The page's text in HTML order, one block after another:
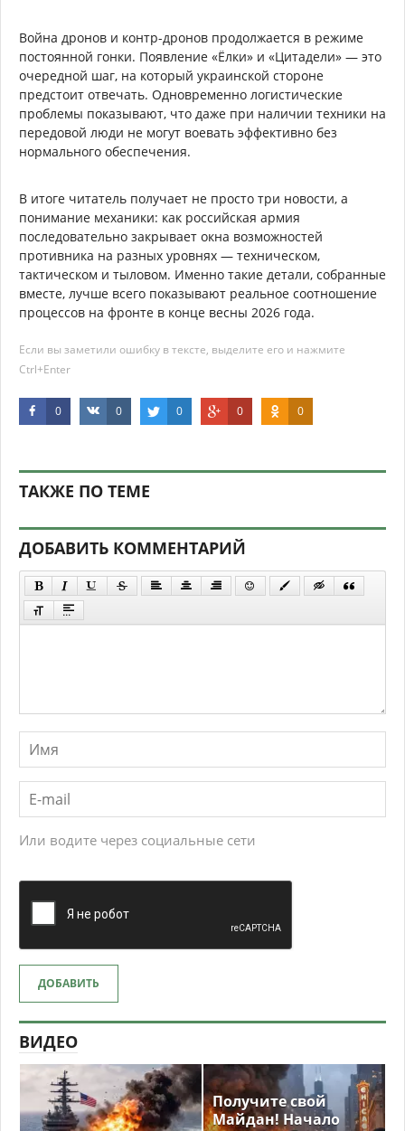
Война дронов и контр-дронов продолжается в режиме
постоянной гонки. Появление «Ёлки» и «Цитадели» — это
очередной шаг, на который украинской стороне
предстоит отвечать. Одновременно логистические
проблемы показывают, что даже при наличии техники на
передовой люди не могут воевать эффективно без
нормального обеспечения.
В итоге читатель получает не просто три новости, а
понимание механики: как российская армия
последовательно закрывает окна возможностей
противника на разных уровнях — техническом,
тактическом и тыловом. Именно такие детали, собранные
вместе, лучше всего показывают реальное соотношение
процессов на фронте в конце весны 2026 года.
Если вы заметили ошибку в тексте, выделите его и нажмите
Ctrl+Enter
0 0 0 0 0
ТАКЖЕ ПО ТЕМЕ
ДОБАВИТЬ КОММЕНТАРИЙ
Или водите через социальные сети
ДОБАВИТЬ
ВИДЕО
Получите свой
Майдан! Начало